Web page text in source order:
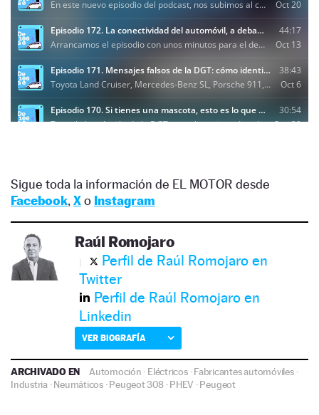
Sigue toda la información de EL MOTOR desde
Facebook, Xo Instagram
Raúl Romojaro
Perfil de Raúl Romojaro en
Twitter
Perfil de Raúl Romojaro en
Linkedin
VER BIOGRAFÍA
ARCHIVADO EN Automoción · Eléctricos·Fabricantes automóviles·
Industria·Neumáticos·Peugeot 308·PHEV ·Peugeot